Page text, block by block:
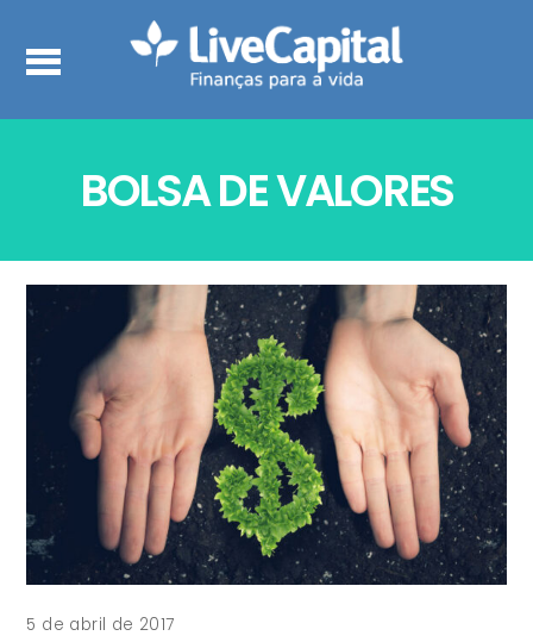
BOLSA DE VALORES
5 de abril de 2017